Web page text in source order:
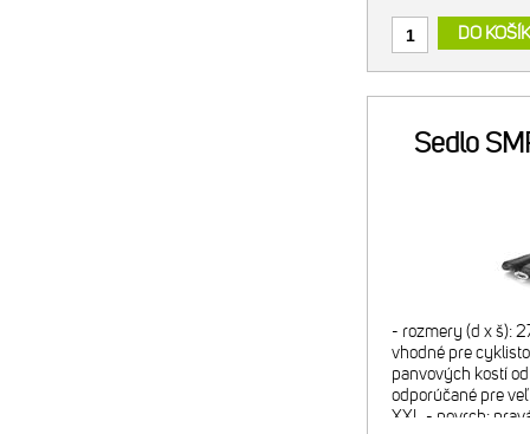
DO
Sedlo
- rozmery (d x š):
vhodné pre
panvových kostí
odporúčané pre
XXL - povrch: